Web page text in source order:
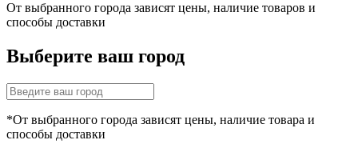
От выбранного города зависят цены, наличие товаров и
способы доставки
Выберите ваш город
*От выбранного города зависят цены, наличие товара и
способы доставки